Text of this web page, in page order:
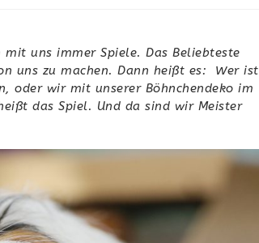
uns immer Spiele. Das Beliebteste
uns zu machen. Dann heißt es: Wer ist
oder wir mit unserer Böhnchendeko im
das Spiel. Und da sind wir Meister